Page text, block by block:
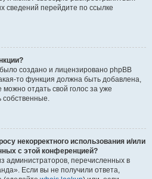
сведений перейдите по ссылке
создано и лицензировано phpBB
то функция должна быть добавлена,
можно отдать свой голос за уже
некорректного использования и/или
с этой конференцией?
администраторов, перечисленных в
Если вы не получили ответа,